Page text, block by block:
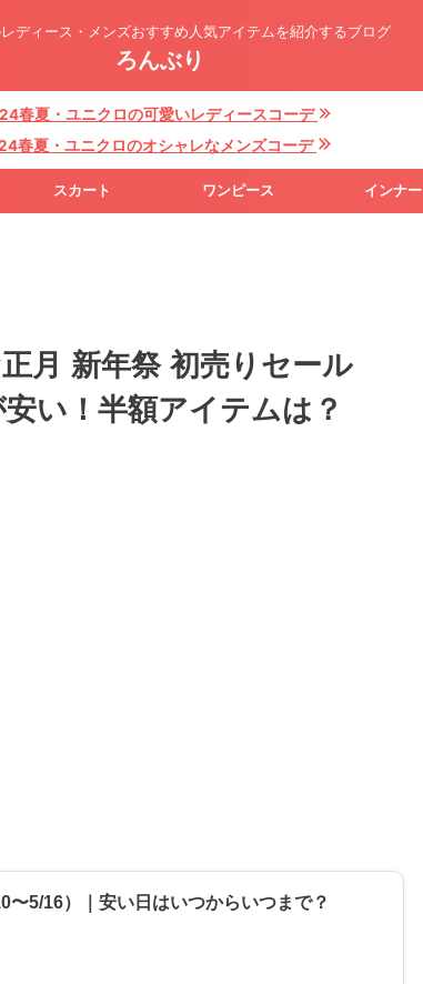
ディース・メンズおすすめ人気アイテムを紹介するブログ
ろんぶり
春夏・ユニクロの可愛いレディースコーデ
春夏・ユニクロのオシャレなメンズコーデ
スカート ワンピース インナー
月 新年祭 初売りセール
い！半額アイテムは？
〜5/16）｜安い日はいつからいつまで？